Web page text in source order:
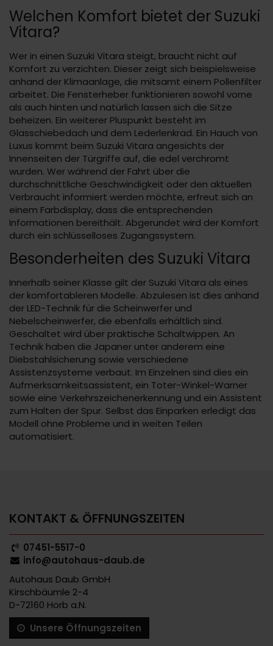
Welchen Komfort bietet der Suzuki
Vitara?
Wer in einen Suzuki Vitara steigt, braucht nicht auf
Komfort zu verzichten. Dieser zeigt sich beispielsweise
anhand der Klimaanlage, die mitsamt einem Pollenfilter
arbeitet. Die Fensterheber funktionieren sowohl vorne
als auch hinten und natürlich lassen sich die Sitze
beheizen. Ein weiterer Pluspunkt besteht im
Glasschiebedach und dem Lederlenkrad. Ein Hauch von
Luxus kommt beim Suzuki Vitara angesichts der
Innenseiten der Türgriffe auf, die edel verchromt
wurden. Wer während der Fahrt über die
durchschnittliche Geschwindigkeit oder den aktuellen
Verbraucht informiert werden möchte, erfreut sich an
einem Farbdisplay, dass die entsprechenden
Informationen bereithält. Abgerundet wird der Komfort
durch ein schlüsselloses Zugangssystem.
Besonderheiten des Suzuki Vitara
Innerhalb seiner Klasse gilt der Suzuki Vitara als eines
der komfortableren Modelle. Abzulesen ist dies anhand
der LED-Technik für die Scheinwerfer und
Nebelscheinwerfer, die ebenfalls erhältlich sind.
Geschaltet wird über praktische Schaltwippen. An
Technik haben die Japaner unter anderem eine
Diebstahlsicherung sowie verschiedene
Assistenzsysteme verbaut. Im Einzelnen sind dies ein
Aufmerksamkeitsassistent, ein Toter-Winkel-Warner
sowie eine Verkehrszeichenerkennung und ein Assistent
zum Halten der Spur. Selbst das Einparken erledigt das
Modell ohne Probleme und in weiten Teilen
automatisiert.
KONTAKT & ÖFFNUNGSZEITEN
07451-5517-0
info@autohaus-daub.de
Autohaus Daub GmbH
Kirschbäumle 2-4
D-72160 Horb a.N.
Unsere Öffnungszeiten